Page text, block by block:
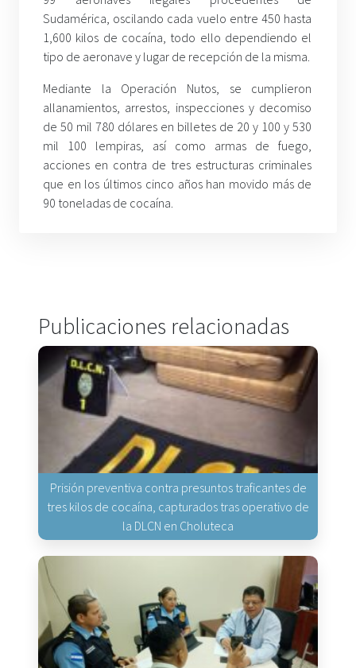
Sudamérica, oscilando cada vuelo entre 450 hasta
1,600 kilos de cocaína, todo ello dependiendo el
tipo de aeronave y lugar de recepción de la misma.
Mediante la Operación Nutos, se cumplieron
allanamientos, arrestos, inspecciones y decomiso
de 50 mil 780 dólares en billetes de 20 y 100 y 530
mil 100 lempiras, así como armas de fuego,
acciones en contra de tres estructuras criminales
que en los últimos cinco años han movido más de
90 toneladas de cocaína.
Publicaciones relacionadas
Prisión preventiva contra presuntos traficantes de
tres kilos de cocaína, capturados tras operativo de
la DLCN en Choluteca